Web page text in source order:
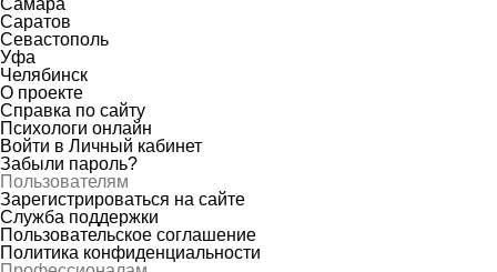
Самара
Саратов
Севастополь
Уфа
Челябинск
О проекте
Справка по сайту
Психологи онлайн
Войти в Личный кабинет
Забыли пароль?
Пользователям
Зарегистрироваться на сайте
Служба поддержки
Пользовательское соглашение
Политика конфиденциальности